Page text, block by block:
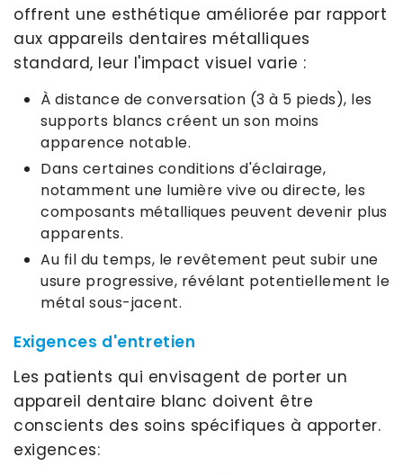
offrent une esthétique améliorée par rapport
aux appareils dentaires métalliques
standard, leur l'impact visuel varie :
À distance de conversation (3 à 5 pieds), les
supports blancs créent un son moins
apparence notable.
Dans certaines conditions d'éclairage,
notamment une lumière vive ou directe, les
composants métalliques peuvent devenir plus
apparents.
Au fil du temps, le revêtement peut subir une
usure progressive, révélant potentiellement le
métal sous-jacent.
Exigences d'entretien
Les patients qui envisagent de porter un
appareil dentaire blanc doivent être
conscients des soins spécifiques à apporter.
exigences: